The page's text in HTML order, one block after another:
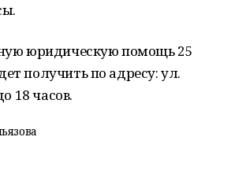
юридическую помощь 25
получить по адресу: ул.
18 часов.